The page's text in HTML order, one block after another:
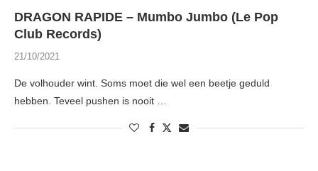
DRAGON RAPIDE – Mumbo Jumbo (Le Pop
Club Records)
21/10/2021
De volhouder wint. Soms moet die wel een beetje geduld
hebben. Teveel pushen is nooit …